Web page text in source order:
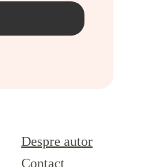
Despre autor
Contact